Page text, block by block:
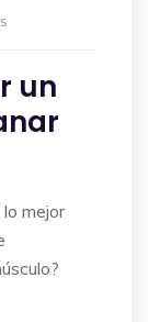
un
mejor